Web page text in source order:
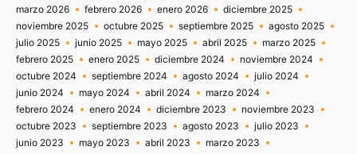
marzo 2026
febrero 2026 enero 2026
diciembre 2025
noviembre 2025
octubre 2025 septiembre 2025
agosto 2025
julio 2025
junio 2025 mayo 2025 abril 2025
marzo 2025
febrero 2025
enero 2025 diciembre 2024
noviembre 2024
octubre 2024
septiembre 2024 agosto 2024
julio 2024
junio 2024
mayo 2024 abril 2024
marzo 2024
febrero 2024
enero 2024 diciembre 2023
noviembre 2023
octubre 2023
septiembre 2023 agosto 2023
julio 2023
junio 2023
mayo 2023 abril 2023
marzo 2023